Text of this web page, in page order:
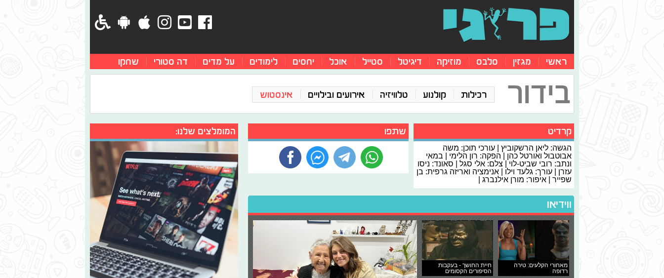
ראשי מגזין סלבס מוזיקה דיגיטל סטייל אוכל יחסים לימודים על מדים דה סטורי שחקו
בידור רכילות קולנוע טלוויזיה אירועים ובילויים אינסטוש
קרדיט
הגשה: ליאן הרשקוביץ | עורכי תוכן: משה
אבוטבול ואורטל כהן | הפקה: רון הלימי | במאי
ונתב: רובי שביט-לוי | צלם: אלי סגל | סאונד: ניסו
עזרן | עורך: גלעד וילו | אנימציה ואריזה גרפית: בן
שפייר | איפור: מורן אילנברג |
שתפו
ווידיאו
מאחורי הקלעים: טירה
רדופה
חיית החושך - בעקבות
הסיפורים הקסומים
המומלצים שלנו: